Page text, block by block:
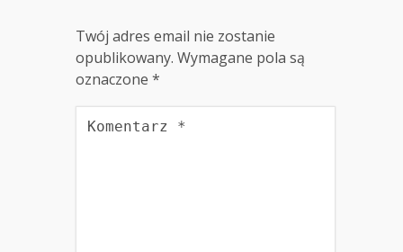
Twój adres email nie zostanie
opublikowany. Wymagane pola są
oznaczone *